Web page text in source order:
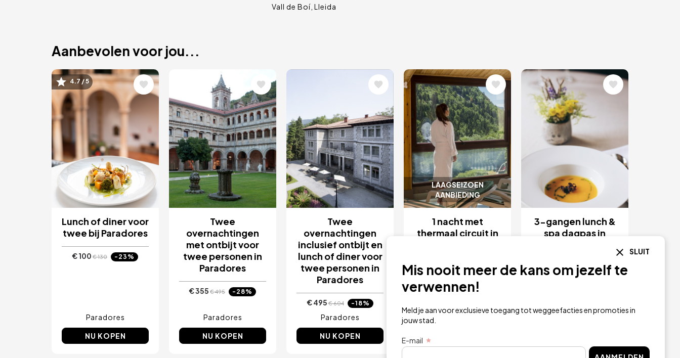
Vall de Boí Lleida
Aanbevolen voor jou...
Afbeelding
4.7 / 5
Lunch of diner voor
twee bij Paradores
€ 100 € 130 -23%
Paradores
NU KOPEN
Afbeelding
Twee
overnachtingen
met ontbijt voor
twee personen in
Paradores
€ 355 € 495 -28%
Paradores
NU KOPEN
Twee
overnachtingen
inclusief ontbijt en
lunch of diner voor
twee personen in
Paradores
€ 495€ 604 -18%
Paradores
NU KOPEN
LAAGSEIZOEN
AANBIEDING
Afbeelding
1 nacht met
thermaal circuit in
van € 178
Balneari Caldes de
Afbeelding
3-gangen lunch &
spa dagpas in
van € 59
Balneari Caldes de
Lleida
SLUIT
Mis nooit meer de kans om jezelf te
verwennen!
Meld je aan voor exclusieve toegang tot weggeefacties en promoties in
jouw stad.
E-mail